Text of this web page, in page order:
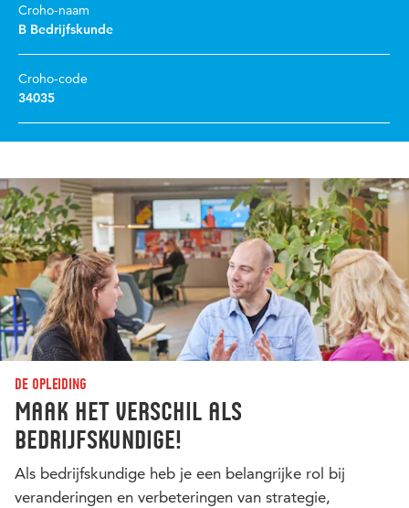
Croho-naam
B Bedrijfskunde
Croho-code
34035
De opleiding
Maak het verschil als
bedrijfskundige!
Als bedrijfskundige heb je een belangrijke rol bij
veranderingen en verbeteringen van strategie,